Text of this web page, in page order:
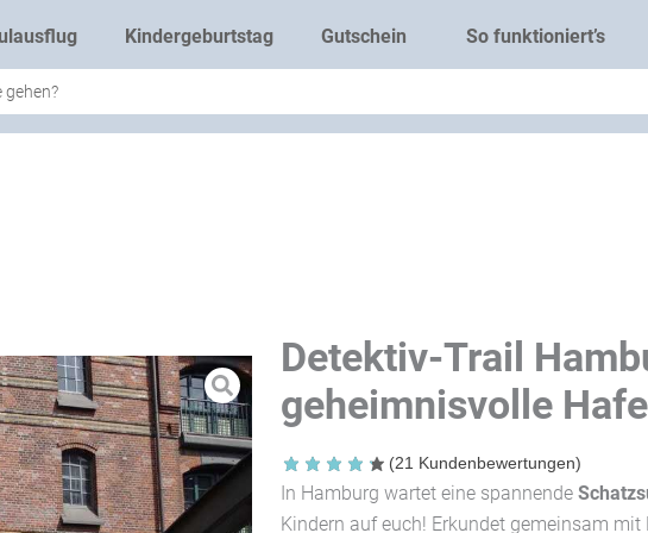
Kindergeburtstag Gutschein So funktioniert’s
Detektiv-Trail
geheimnisvolle
(21 Kundenbewertungen)
In Hamburg wartet eine spannende
Kindern auf euch! Erkundet gemeinsam mit